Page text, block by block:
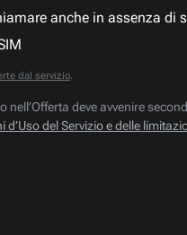
anche in assenza di
dal servizio.
nell’Offerta deve avvenire
d’Uso del Servizio e delle